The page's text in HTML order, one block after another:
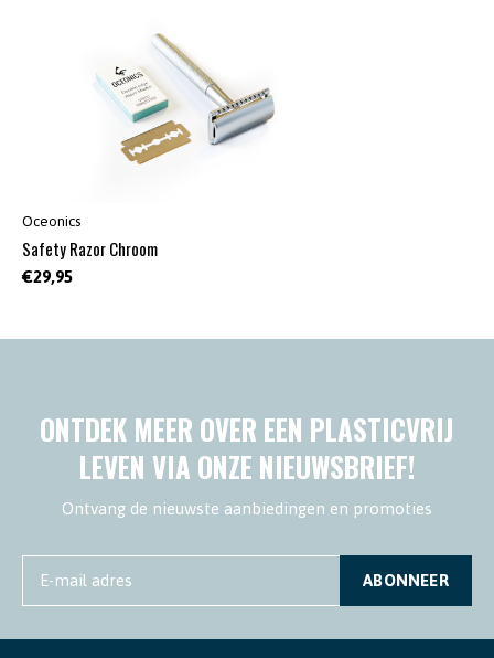
Oceonics
Safety Razor Chroom
€29,95
ONTDEK MEER OVER EEN PLASTICVRIJ
LEVEN VIA ONZE NIEUWSBRIEF!
Ontvang de nieuwste aanbiedingen en promoties
ABONNEER